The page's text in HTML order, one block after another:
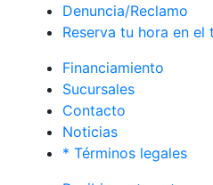
Denuncia/Reclamo
Reserva tu hora en el
Financiamiento
Sucursales
Contacto
Noticias
* Términos legales